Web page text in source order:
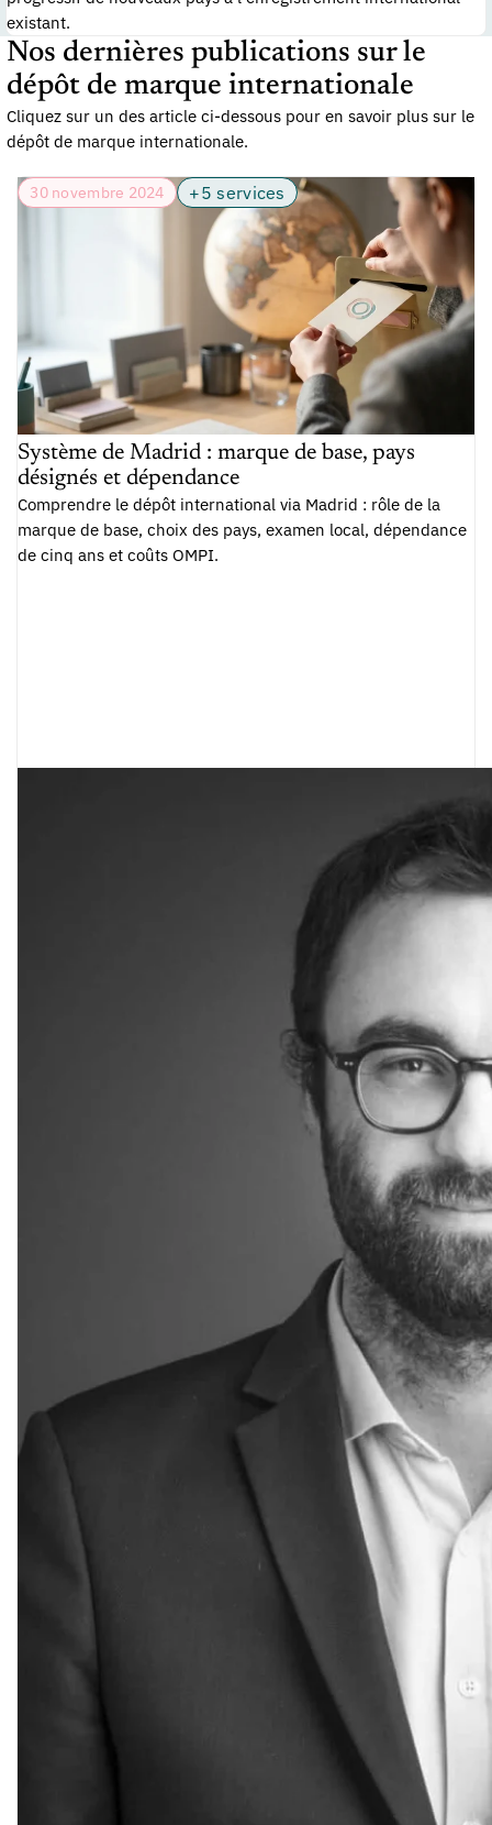
existant.
Nos dernières publications sur le
dépôt de marque internationale
Cliquez sur un des article ci-dessous pour en savoir plus sur le
dépôt de marque internationale.
30 novembre 2024 +5 services
Système de Madrid : marque de base, pays
désignés et dépendance
Comprendre le dépôt international via Madrid : rôle de la
marque de base, choix des pays, examen local, dépendance
de cinq ans et coûts OMPI.